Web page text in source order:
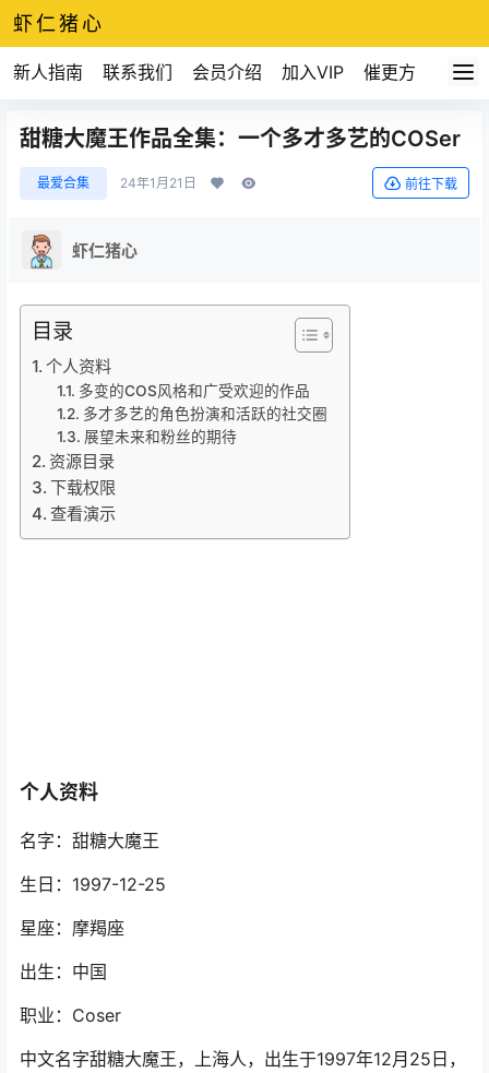
虾仁猪心
新人指南 联系我们 会员介绍 加入VIP 催更方式
甜糖大魔王作品全集：一个多才多艺的COSer
最爱合集 24年1月21日 前往下载
虾仁猪心
目录
个人资料
多变的COS风格和广受欢迎的作品
多才多艺的角色扮演和活跃的社交圈
展望未来和粉丝的期待
资源目录
下载权限
查看演示
个人资料
名字：甜糖大魔王
生日：1997-12-25
星座：摩羯座
出生：中国
职业：Coser
中文名字甜糖大魔王，上海人，出生于1997年12月25日，